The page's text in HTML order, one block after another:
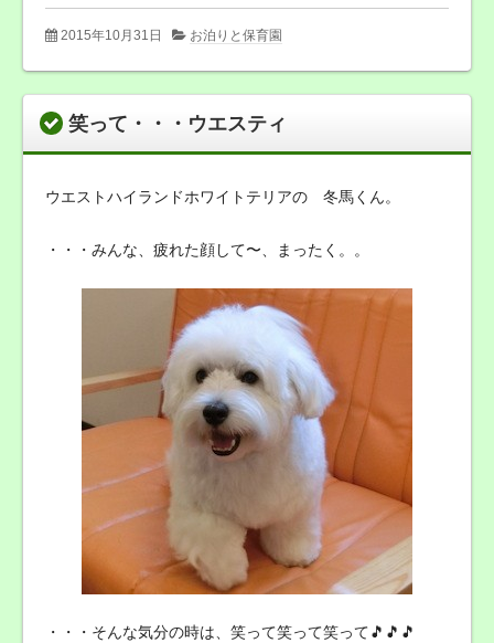
2015年10月31日 お泊りと保育園
笑って・・・ウエスティ
ウエストハイランドホワイトテリアの 冬馬くん。
・・・みんな、疲れた顔して〜、まったく。。
・・・そんな気分の時は、笑って笑って笑って🎵🎵🎵